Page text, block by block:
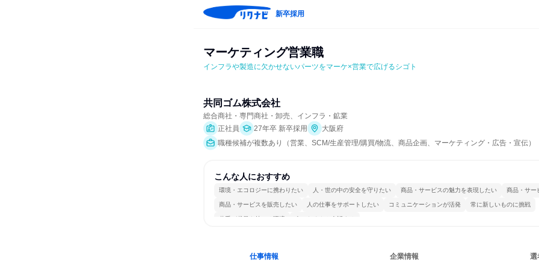
新卒採用
マーケティング営業職
インフラや製造に欠かせないパーツをマーケ×営業で広げるシゴト
共同ゴム株式会社
総合商社・専門商社・卸売、インフラ・鉱業
正社員
27年卒 新卒採用
大阪府
職種候補が複数あり（営業、SCM/生産管理/購買/物流、商品企画、マーケティング・広告・宣伝）
こんな人におすすめ
環境・エコロジーに携わりたい 人・世の中の安全を守りたい 商品・サービスの魅力を表現したい 商品・サー
商品・サービスを販売したい 人の仕事をサポートしたい コミュニケーションが活発 常に新しいものに挑戦
若手が裁量を持てる環境 人とたくさん会話する
仕事情報 企業情報 選